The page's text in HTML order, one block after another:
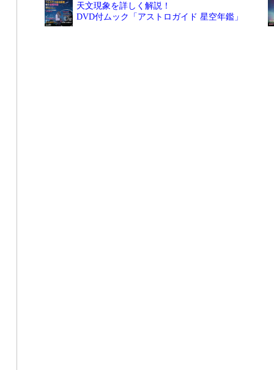
天文現象を詳しく解説！
DVD付ムック「アストロガイド 星空年鑑」